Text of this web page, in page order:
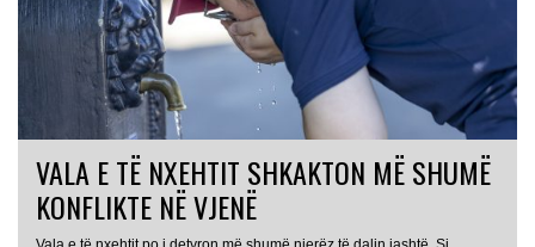
VALA E TË NXEHTIT SHKAKTON MË SHUMË
KONFLIKTE NË VJENË